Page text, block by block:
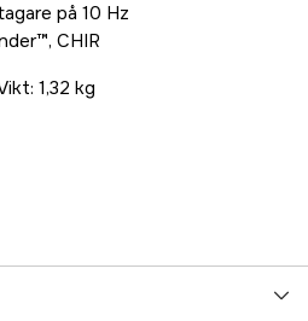
på 10 Hz
CHIR
1,32 kg